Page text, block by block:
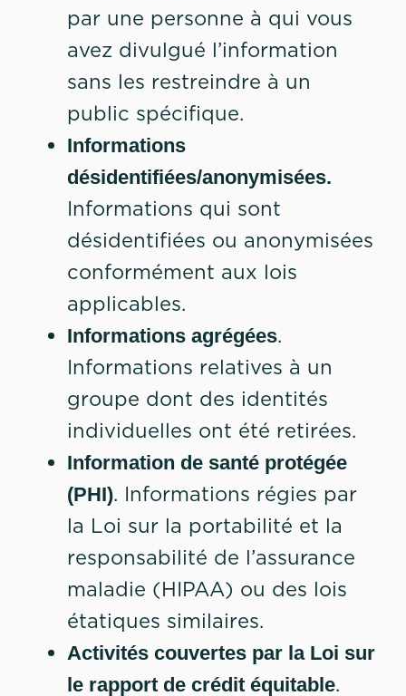
par une personne à qui vous
avez divulgué l’information
sans les restreindre à un
public spécifique.
Informations
désidentifiées/anonymisées.
Informations qui sont
désidentifiées ou anonymisées
conformément aux lois
applicables.
Informations agrégées.
Informations relatives à un
groupe dont des identités
individuelles ont été retirées.
Information de santé protégée
(PHI). Informations régies par
la Loi sur la portabilité et la
responsabilité de l’assurance
maladie (HIPAA) ou des lois
étatiques similaires.
Activités couvertes par la Loi sur
le rapport de crédit équitable.